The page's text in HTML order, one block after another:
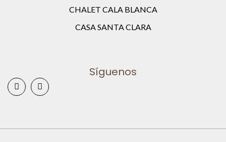
CHALET CALA BLANCA
CASA SANTA CLARA
Síguenos